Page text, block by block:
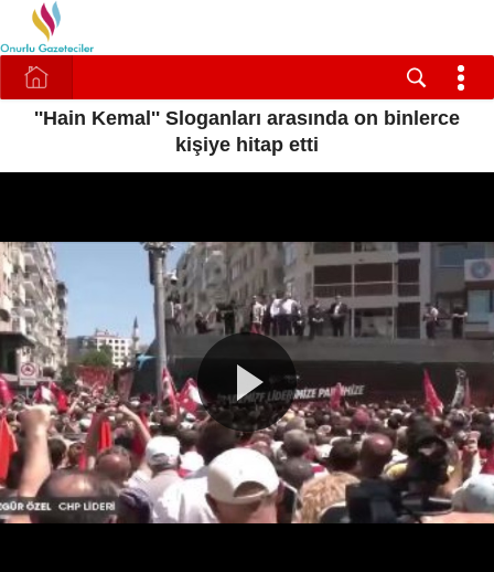
''Hain Kemal'' Sloganları arasında on binlerce
kişiye hitap etti